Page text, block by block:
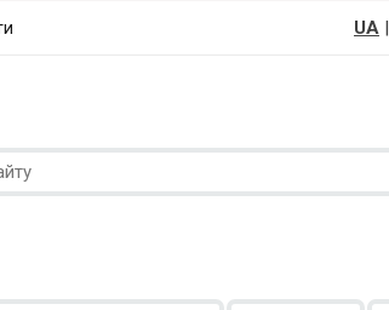
UA|